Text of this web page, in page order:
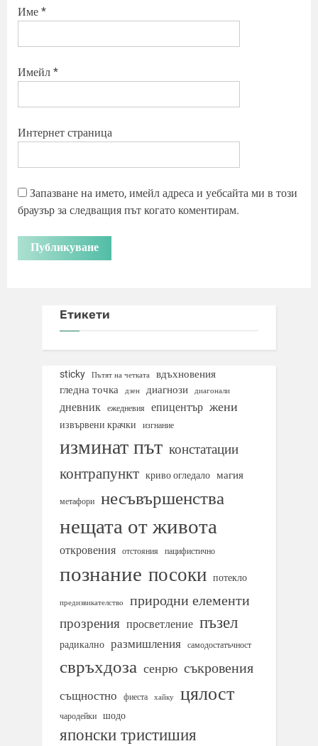
Име *
Имейл *
Интернет страница
Запазване на името, имейл адреса и уебсайта ми в този
браузър за следващия път когато коментирам.
Етикети
sticky Пътят на четката
вдъхновения
гледна точка
дзен диагнози диагонали
дневник ежедневия епицентър жени
извървени крачки изгнание
изминат път констатации
контрапункт криво огледало магия
метафори несъвършенства
нещата от живота
откровения отстояния пацифистично
познание посоки потекло
предизвикателство природни елементи
прозрения просветление пъзел
радикално размишления самодостатъчност
свръхдоза сенрю съкровения
същностно фиеста хайку цялост
чародейки шодо
японски тристишия